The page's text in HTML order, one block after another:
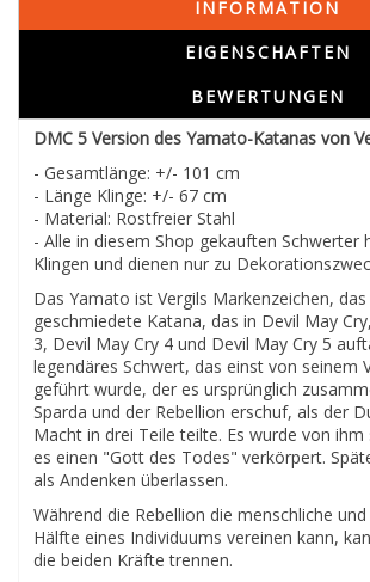
INFORMATION
EIGENSCHAFTEN
BEWERTUNGEN
DMC 5 Version des Yamato-Katanas von
- Gesamtlänge: +/- 101 cm
- Länge Klinge: +/- 67 cm
- Material: Rostfreier Stahl
- Alle in diesem Shop gekauften Schwerter
Klingen und dienen nur zu
Das Yamato ist Vergils Markenzeichen, das
geschmiedete Katana, das in Devil May
3, Devil May Cry 4 und Devil May Cry 5
legendäres Schwert, das einst von seinem
geführt wurde, der es ursprünglich
Sparda und der Rebellion erschuf, als der
Macht in drei Teile teilte. Es wurde von
es einen "Gott des Todes" verkörpert.
als Andenken überlassen.
Während die Rebellion die menschliche
Hälfte eines Individuums vereinen kann,
die beiden Kräfte trennen.